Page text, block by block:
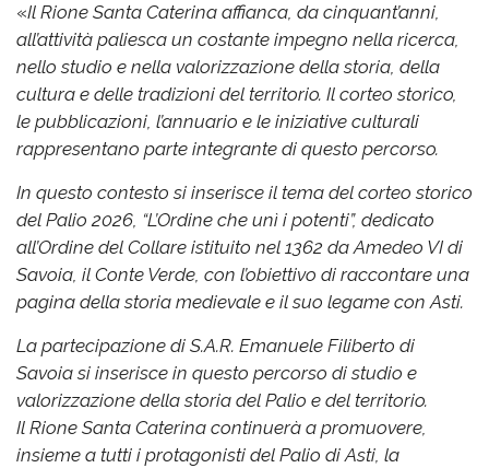
«Il Rione Santa Caterina affianca, da cinquant’anni,
all’attività paliesca un costante impegno nella ricerca,
nello studio e nella valorizzazione della storia, della
cultura e delle tradizioni del territorio. Il corteo storico,
le pubblicazioni, l’annuario e le iniziative culturali
rappresentano parte integrante di questo percorso.
In questo contesto si inserisce il tema del corteo storico
del Palio 2026, “L’Ordine che unì i potenti”, dedicato
all’Ordine del Collare istituito nel 1362 da Amedeo VI di
Savoia, il Conte Verde, con l’obiettivo di raccontare una
pagina della storia medievale e il suo legame con Asti.
La partecipazione di S.A.R. Emanuele Filiberto di
Savoia si inserisce in questo percorso di studio e
valorizzazione della storia del Palio e del territorio.
Il Rione Santa Caterina continuerà a promuovere,
insieme a tutti i protagonisti del Palio di Asti, la